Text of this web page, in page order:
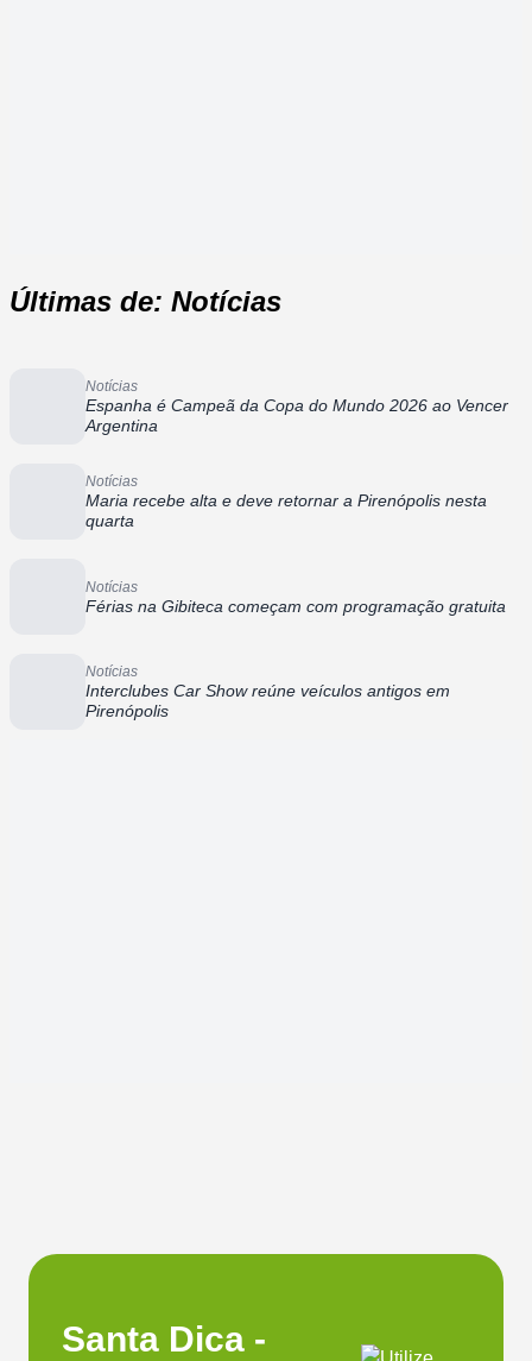
Últimas de: Notícias
Notícias
Espanha é Campeã da Copa do Mundo 2026 ao Vencer
Argentina
Notícias
Maria recebe alta e deve retornar a Pirenópolis nesta
quarta
Notícias
Férias na Gibiteca começam com programação gratuita
Notícias
Interclubes Car Show reúne veículos antigos em
Pirenópolis
Santa Dica -